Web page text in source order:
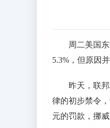
周二美国
5.3%，但原因
昨天，联
律的初步禁令
元的罚款，挪